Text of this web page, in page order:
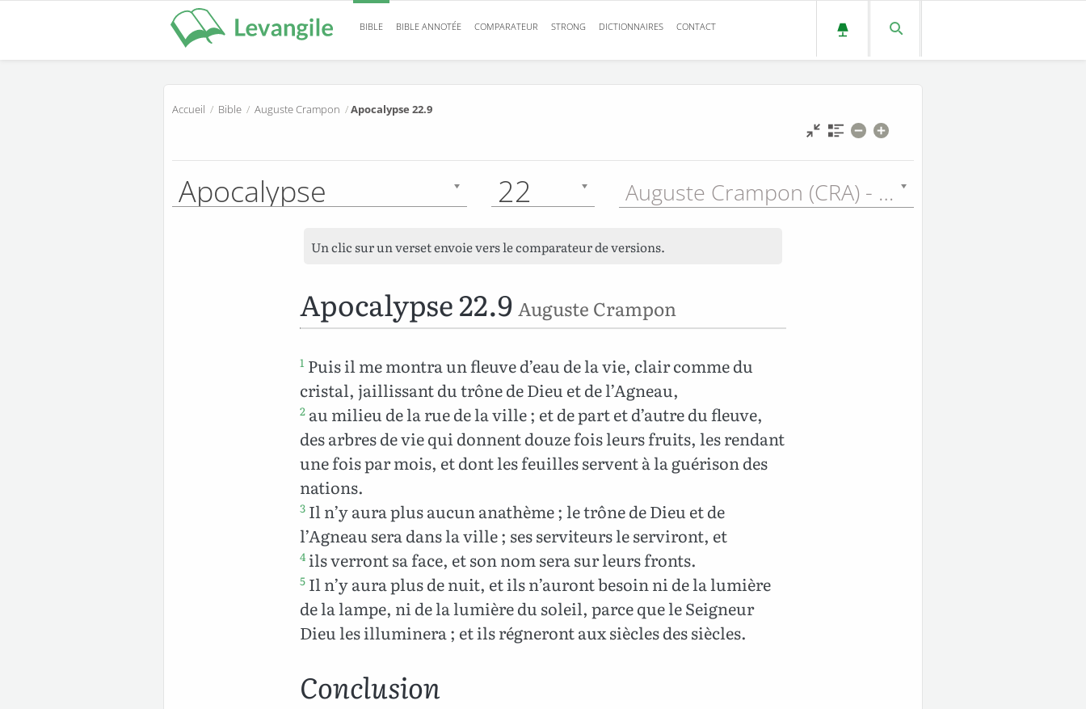
BIBLE BIBLE ANNOTÉE COMPARATEUR STRONG DICTIONNAIRES CONTACT
Accueil / Bible / Auguste Crampon /Apocalypse 22.9
Apocalypse 22 Auguste Crampon (CRA) - 1923
Un clic sur un verset envoie vers le comparateur de versions.
Apocalypse 22.9 Auguste Crampon
1 Puis il me montra un fleuve d’eau de la vie, clair comme du
cristal, jaillissant du trône de Dieu et de l’Agneau,
2 au milieu de la rue de la ville ; et de part et d’autre du fleuve,
des arbres de vie qui donnent douze fois leurs fruits, les rendant
une fois par mois, et dont les feuilles servent à la guérison des
nations.
3 Il n’y aura plus aucun anathème ; le trône de Dieu et de
l’Agneau sera dans la ville ; ses serviteurs le serviront, et
4 ils verront sa face, et son nom sera sur leurs fronts.
5 Il n’y aura plus de nuit, et ils n’auront besoin ni de la lumière
de la lampe, ni de la lumière du soleil, parce que le Seigneur
Dieu les illuminera ; et ils régneront aux siècles des siècles.
Conclusion